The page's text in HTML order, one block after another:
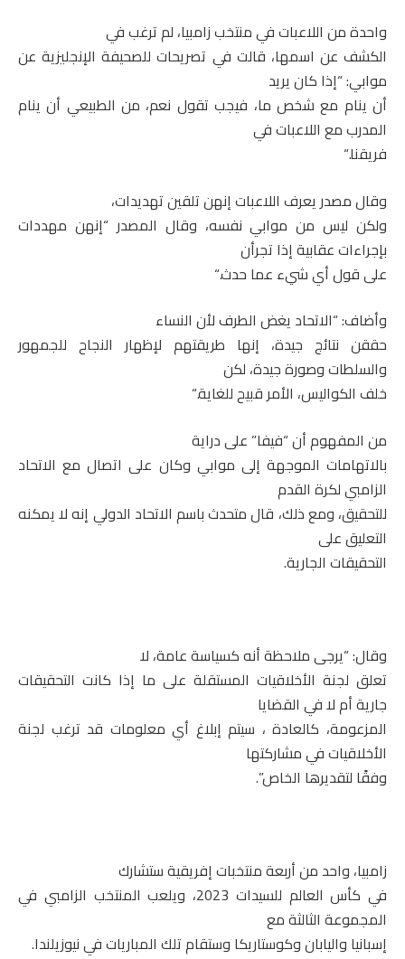
واحدة من اللاعبات في منتخب زامبيا، لم ترغب في
الكشف عن اسمها، قالت في تصريحات للصحيفة الإنجليزية عن
موابي: “إذا كان يريد
أن ينام مع شخص ما، فيجب تقول نعم، من الطبيعي أن ينام
المدرب مع اللاعبات في
فريقنا“.
وقال مصدر يعرف اللاعبات إنهن تلقين تهديدات،
ولكن ليس من موابي نفسه، وقال المصدر “إنهن مهددات
بإجراءات عقابية إذا تجرأن
على قول أي شيء عما حدث“.
وأضاف: “الاتحاد يغض الطرف لأن النساء
حققن نتائج جيدة، إنها طريقتهم لإظهار النجاح للجمهور
والسلطات وصورة جيدة، لكن
خلف الكواليس، الأمر قبيح للغاية“.
من المفهوم أن “فيفا” على دراية
بالاتهامات الموجهة إلى موابي وكان على اتصال مع الاتحاد
الزامبي لكرة القدم
للتحقيق، ومع ذلك، قال متحدث باسم الاتحاد الدولي إنه لا يمكنه
التعليق على
التحقيقات الجارية.
وقال: “يرجى ملاحظة أنه كسياسة عامة، لا
تعلق لجنة الأخلاقيات المستقلة على ما إذا كانت التحقيقات
جارية أم لا في القضايا
المزعومة، كالعادة ، سيتم إبلاغ أي معلومات قد ترغب لجنة
الأخلاقيات في مشاركتها
وفقًا لتقديرها الخاص.”
زامبيا، واحد من أربعة منتخبات إفريقية ستشارك
في كأس العالم للسيدات 2023، ويلعب المنتخب الزامبي في
المجموعة الثالثة مع
إسبانيا واليابان وكوستاريكا وستقام تلك المباريات في نيوزيلندا.